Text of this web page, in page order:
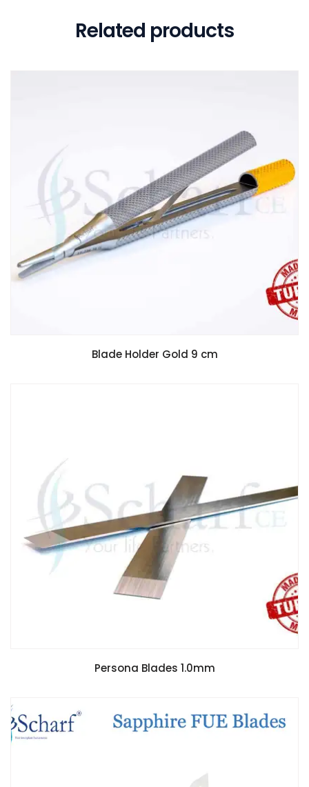
Related products
Blade Holder Gold 9 cm
Persona Blades 1.0mm